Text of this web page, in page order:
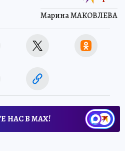
Марина МАКОВЛЕВА
НАС В МАХ!